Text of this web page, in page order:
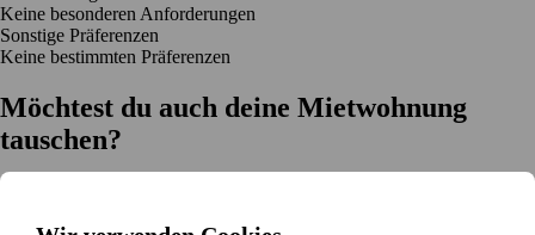
Keine besonderen Anforderungen
Sonstige Präferenzen
Keine bestimmten Präferenzen
Möchtest du auch deine Mietwohnung
tauschen?